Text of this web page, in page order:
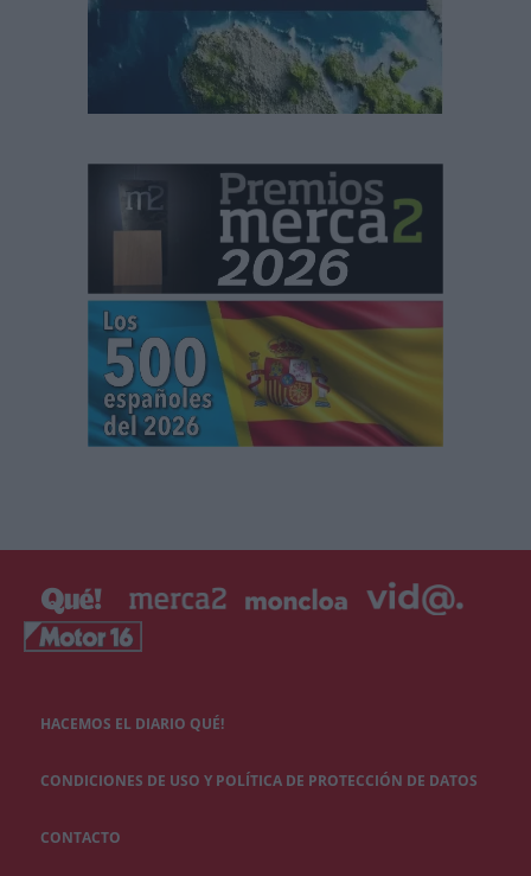
HACEMOS EL DIARIO QUÉ!
CONDICIONES DE USO Y POLÍTICA DE PROTECCIÓN DE DATOS
CONTACTO